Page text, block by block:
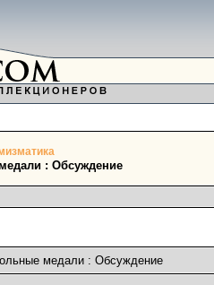
: Обсуждение
медали : Обсуждение